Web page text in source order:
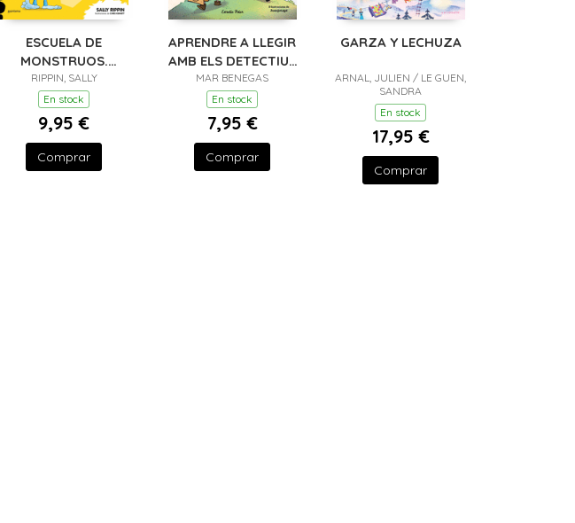
ESCUELA DE
MONSTRUOS.
CUADERNO DE
ACTIVIDADES -
APRENDE LAS
FORMAS
RIPPIN, SALLY
En stock
9,95 €
Comprar
APRENDRE A LLEGIR
AMB ELS DETECTIUS
POCA-ZOOLTES 11.
EL ROBATORI DEL
LLOP
MAR BENEGAS
En stock
7,95 €
Comprar
GARZA Y LECHUZA
ARNAL, JULIEN / LE GUEN,
SANDRA
En stock
17,95 €
Comprar